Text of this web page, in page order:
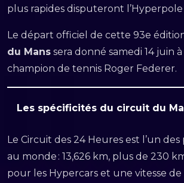
plus rapides disputeront l’Hyperpole
Le départ officiel de cette 93e
du Mans sera donné samedi 14 juin
champion de tennis Roger Federer.
Les spécificités du circuit du
Le Circuit des 24 Heures est l’un
au monde : 13,626 km, plus de 230
pour les Hypercars et une vitesse